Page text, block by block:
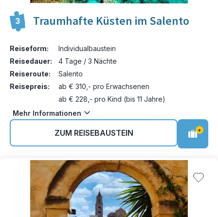
3 Traumhafte Küsten im Salento
Reiseform:
Individualbaustein
Reisedauer:
4 Tage / 3 Nächte
Reiseroute:
Salento
Reisepreis:
ab € 310,- pro Erwachsenen
ab € 228,- pro Kind (bis 11 Jahre)
Mehr Informationen
ZUM REISEBAUSTEIN +